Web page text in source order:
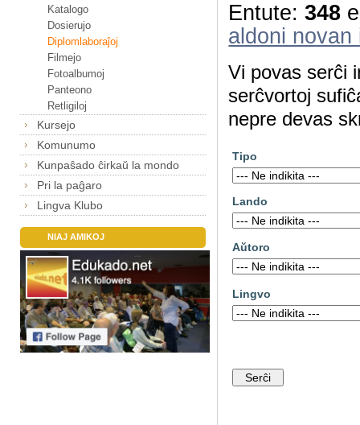
Katalogo
Dosierujo
Diplomlaboraĵoj
Filmejo
Fotoalbumoj
Panteono
Retligiloj
Kursejo
Komunumo
Kunpaŝado ĉirkaŭ la mondo
Pri la paĝaro
Lingva Klubo
NIAJ AMIKOJ
Entute:348
aldoni novan
Vi povas serĉi
serĉvortoj
nepre devas
Tipo
Lando
Aŭtoro
Lingvo